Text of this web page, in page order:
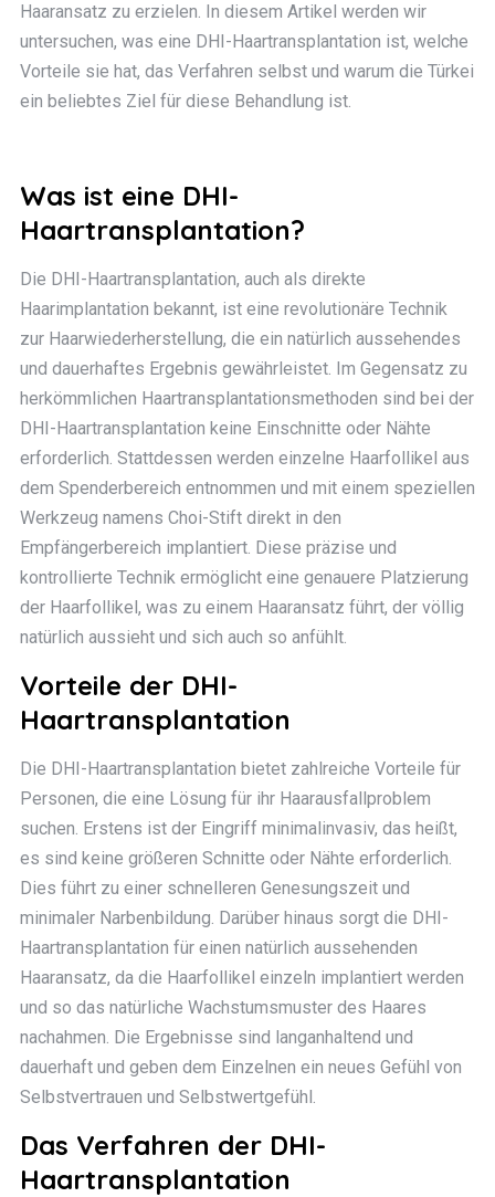
Haaransatz zu erzielen. In diesem Artikel werden wir
untersuchen, was eine DHI-Haartransplantation ist, welche
Vorteile sie hat, das Verfahren selbst und warum die Türkei
ein beliebtes Ziel für diese Behandlung ist.
Was ist eine DHI-
Haartransplantation?
Die DHI-Haartransplantation, auch als direkte
Haarimplantation bekannt, ist eine revolutionäre Technik
zur Haarwiederherstellung, die ein natürlich aussehendes
und dauerhaftes Ergebnis gewährleistet. Im Gegensatz zu
herkömmlichen Haartransplantationsmethoden sind bei der
DHI-Haartransplantation keine Einschnitte oder Nähte
erforderlich. Stattdessen werden einzelne Haarfollikel aus
dem Spenderbereich entnommen und mit einem speziellen
Werkzeug namens Choi-Stift direkt in den
Empfängerbereich implantiert. Diese präzise und
kontrollierte Technik ermöglicht eine genauere Platzierung
der Haarfollikel, was zu einem Haaransatz führt, der völlig
natürlich aussieht und sich auch so anfühlt.
Vorteile der DHI-
Haartransplantation
Die DHI-Haartransplantation bietet zahlreiche Vorteile für
Personen, die eine Lösung für ihr Haarausfallproblem
suchen. Erstens ist der Eingriff minimalinvasiv, das heißt,
es sind keine größeren Schnitte oder Nähte erforderlich.
Dies führt zu einer schnelleren Genesungszeit und
minimaler Narbenbildung. Darüber hinaus sorgt die DHI-
Haartransplantation für einen natürlich aussehenden
Haaransatz, da die Haarfollikel einzeln implantiert werden
und so das natürliche Wachstumsmuster des Haares
nachahmen. Die Ergebnisse sind langanhaltend und
dauerhaft und geben dem Einzelnen ein neues Gefühl von
Selbstvertrauen und Selbstwertgefühl.
Das Verfahren der DHI-
Haartransplantation